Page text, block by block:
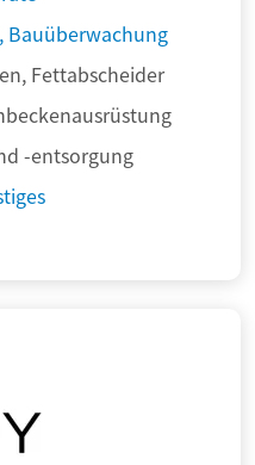
Bauüberwachung
Fettabscheider
-entsorgung